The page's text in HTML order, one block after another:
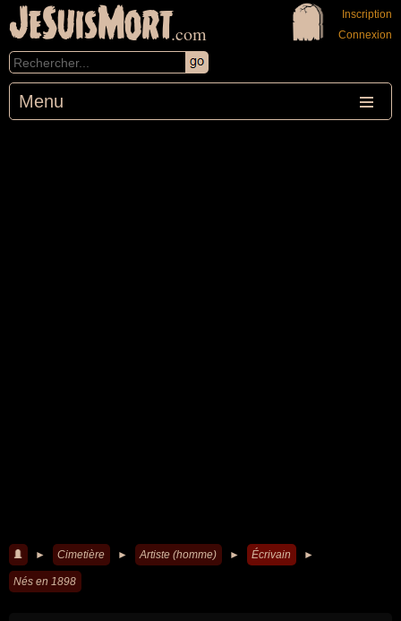
JeSuisMort.com
Menu
Inscription
Connexion
► Cimetière ► Artiste (homme) ► Écrivain ►
Nés en 1898